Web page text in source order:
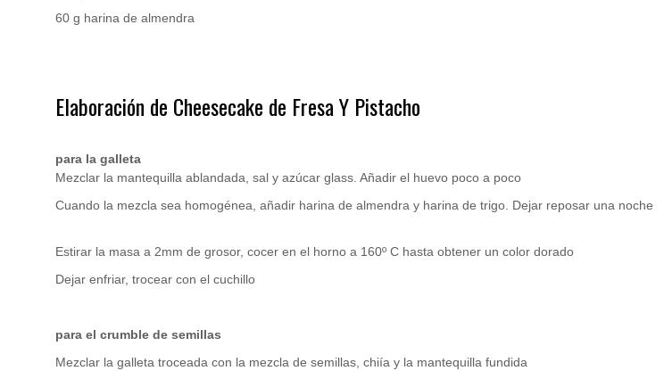
60 g harina de almendra
Elaboración de Cheesecake de Fresa Y Pistacho
para la galleta
Mezclar la mantequilla ablandada, sal y azúcar glass. Añadir el huevo poco a poco
Cuando la mezcla sea homogénea, añadir harina de almendra y harina de trigo. Dejar reposar una noche
Estirar la masa a 2mm de grosor, cocer en el horno a 160º C hasta obtener un color dorado
Dejar enfriar, trocear con el cuchillo
para el crumble de semillas
Mezclar la galleta troceada con la mezcla de semillas, chiía y la mantequilla fundida